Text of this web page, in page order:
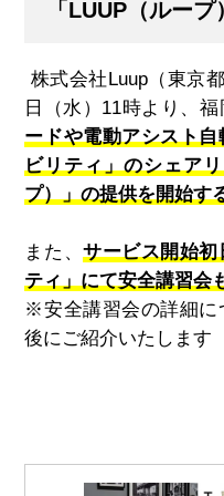
「LUUP（ルー
株式会社Luup（東京
日（水） 11時より、
ードや電動アシスト
ビリティ」のシェア
プ）」の提供を開始す
また、サービス開始
ティ」にて安全講習会
※安全講習会の詳細に
後にご紹介いたします